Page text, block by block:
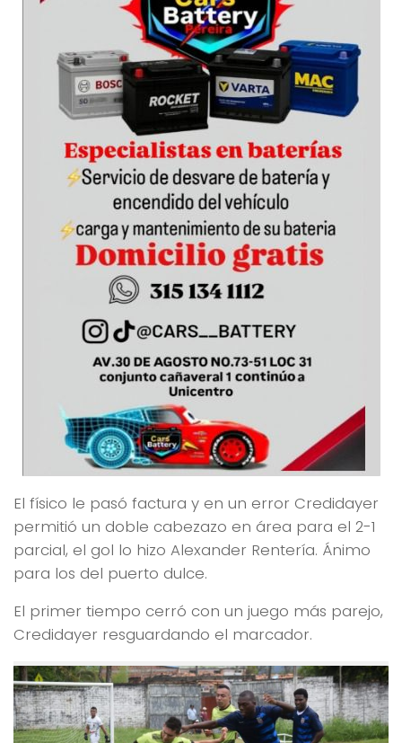
El físico le pasó factura y en un error Credidayer
permitió un doble cabezazo en área para el 2-1
parcial, el gol lo hizo Alexander Rentería. Ánimo
para los del puerto dulce.
El primer tiempo cerró con un juego más parejo,
Credidayer resguardando el marcador.